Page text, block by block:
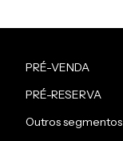
PRÉ-VENDA
PRÉ-RESERVA
Outros segmentos